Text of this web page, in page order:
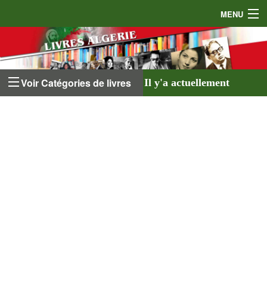
MENU
Accueil
Auteurs
Voir Catégories de livres Il y'a actuellement